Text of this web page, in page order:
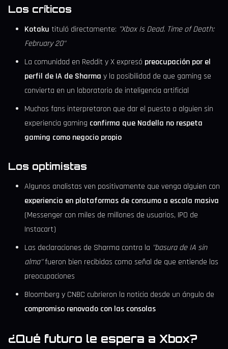
Los críticos
Kotaku tituló directamente: "Xbox Is Dead. Time of Death:
February 20"
La comunidad en Reddit y X expresó preocupación por el
perfil de IA de Sharma y la posibilidad de que gaming se
convierta en un laboratorio de inteligencia artificial
Muchos fans interpretaron que dar el puesto a alguien sin
experiencia gaming confirma que Nadella no respeta
gaming como negocio propio
Los optimistas
Algunos analistas ven positivamente que venga alguien con
experiencia en plataformas de consumo a escala masiva
(Messenger con miles de millones de usuarios, IPO de
Instacart)
Las declaraciones de Sharma contra la "basura de IA sin
alma"fueron bien recibidas como señal de que entiende las
preocupaciones
Bloomberg y CNBC cubrieron la noticia desde un ángulo de
compromiso renovado con las consolas
¿Qué futuro le espera a Xbox?